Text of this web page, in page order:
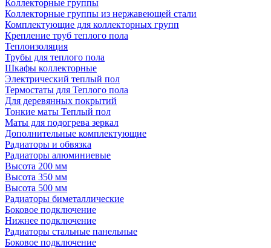
Коллекторные группы
Коллекторные группы из нержавеющей стали
Комплектующие для коллекторных групп
Крепление труб теплого пола
Теплоизоляция
Трубы для теплого пола
Шкафы коллекторные
Электрический теплый пол
Термостаты для Теплого пола
Для деревянных покрытий
Тонкие маты Теплый пол
Маты для подогрева зеркал
Дополнительные комплектующие
Радиаторы и обвязка
Радиаторы алюминиевые
Высота 200 мм
Высота 350 мм
Высота 500 мм
Радиаторы биметаллические
Боковое подключение
Нижнее подключение
Радиаторы стальные панельные
Боковое подключение